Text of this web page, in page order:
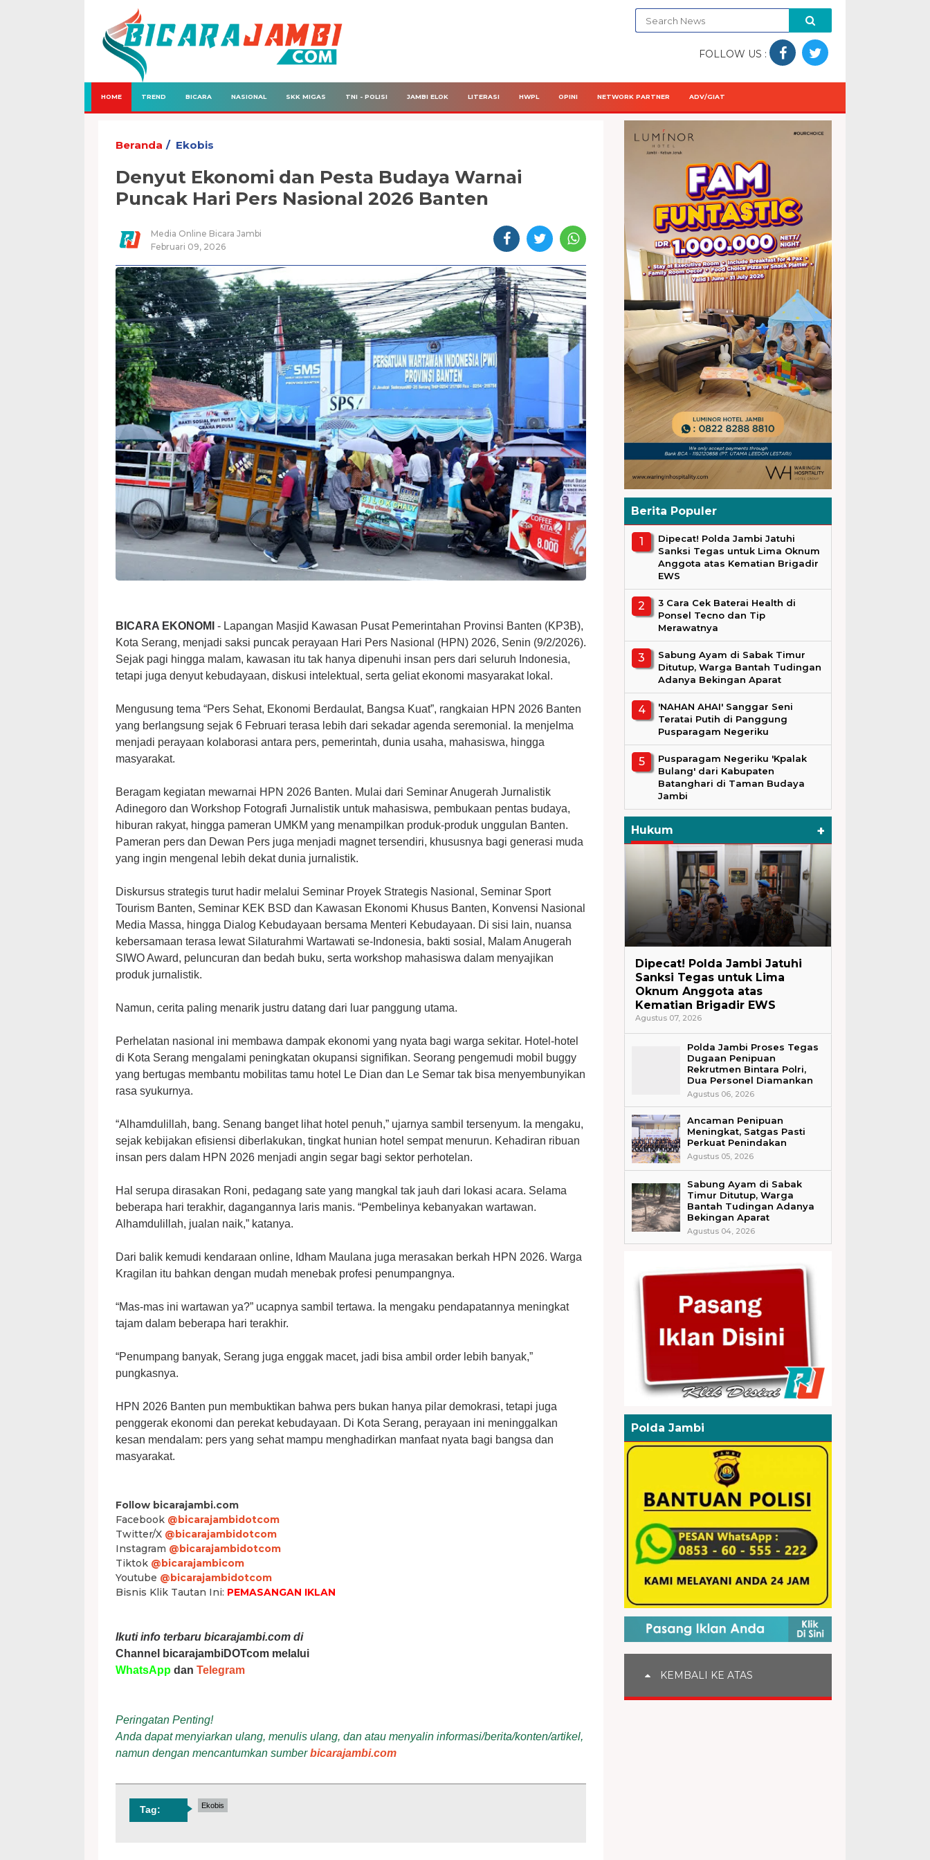
FOLLOW US :
HOME TREND BICARA NASIONAL SKK MIGAS TNI - POLISI JAMBI ELOK LITERASI HWPL OPINI NETWORK PARTNER ADV/GIAT
Beranda Ekobis
Denyut Ekonomi dan Pesta Budaya Warnai
Puncak Hari Pers Nasional 2026 Banten
Media Online Bicara Jambi
Februari 09, 2026
BICARA EKONOMI - Lapangan Masjid Kawasan Pusat Pemerintahan Provinsi Banten (KP3B),
Kota Serang, menjadi saksi puncak perayaan Hari Pers Nasional (HPN) 2026, Senin (9/2/2026).
Sejak pagi hingga malam, kawasan itu tak hanya dipenuhi insan pers dari seluruh Indonesia,
tetapi juga denyut kebudayaan, diskusi intelektual, serta geliat ekonomi masyarakat lokal.
Mengusung tema “Pers Sehat, Ekonomi Berdaulat, Bangsa Kuat”, rangkaian HPN 2026 Banten
yang berlangsung sejak 6 Februari terasa lebih dari sekadar agenda seremonial. Ia menjelma
menjadi perayaan kolaborasi antara pers, pemerintah, dunia usaha, mahasiswa, hingga
masyarakat.
Beragam kegiatan mewarnai HPN 2026 Banten. Mulai dari Seminar Anugerah Jurnalistik
Adinegoro dan Workshop Fotografi Jurnalistik untuk mahasiswa, pembukaan pentas budaya,
hiburan rakyat, hingga pameran UMKM yang menampilkan produk-produk unggulan Banten.
Pameran pers dan Dewan Pers juga menjadi magnet tersendiri, khususnya bagi generasi muda
yang ingin mengenal lebih dekat dunia jurnalistik.
Diskursus strategis turut hadir melalui Seminar Proyek Strategis Nasional, Seminar Sport
Tourism Banten, Seminar KEK BSD dan Kawasan Ekonomi Khusus Banten, Konvensi Nasional
Media Massa, hingga Dialog Kebudayaan bersama Menteri Kebudayaan. Di sisi lain, nuansa
kebersamaan terasa lewat Silaturahmi Wartawati se-Indonesia, bakti sosial, Malam Anugerah
SIWO Award, peluncuran dan bedah buku, serta workshop mahasiswa dalam menyajikan
produk jurnalistik.
Namun, cerita paling menarik justru datang dari luar panggung utama.
Perhelatan nasional ini membawa dampak ekonomi yang nyata bagi warga sekitar. Hotel-hotel
di Kota Serang mengalami peningkatan okupansi signifikan. Seorang pengemudi mobil buggy
yang bertugas membantu mobilitas tamu hotel Le Dian dan Le Semar tak bisa menyembunyikan
rasa syukurnya.
“Alhamdulillah, bang. Senang banget lihat hotel penuh,” ujarnya sambil tersenyum. Ia mengaku,
sejak kebijakan efisiensi diberlakukan, tingkat hunian hotel sempat menurun. Kehadiran ribuan
insan pers dalam HPN 2026 menjadi angin segar bagi sektor perhotelan.
Hal serupa dirasakan Roni, pedagang sate yang mangkal tak jauh dari lokasi acara. Selama
beberapa hari terakhir, dagangannya laris manis. “Pembelinya kebanyakan wartawan.
Alhamdulillah, jualan naik,” katanya.
Dari balik kemudi kendaraan online, Idham Maulana juga merasakan berkah HPN 2026. Warga
Kragilan itu bahkan dengan mudah menebak profesi penumpangnya.
“Mas-mas ini wartawan ya?” ucapnya sambil tertawa. Ia mengaku pendapatannya meningkat
tajam dalam beberapa hari terakhir.
“Penumpang banyak, Serang juga enggak macet, jadi bisa ambil order lebih banyak,”
pungkasnya.
HPN 2026 Banten pun membuktikan bahwa pers bukan hanya pilar demokrasi, tetapi juga
penggerak ekonomi dan perekat kebudayaan. Di Kota Serang, perayaan ini meninggalkan
kesan mendalam: pers yang sehat mampu menghadirkan manfaat nyata bagi bangsa dan
masyarakat.
Follow bicarajambi.com
Facebook @bicarajambidotcom
Twitter/X @bicarajambidotcom
Instagram @bicarajambidotcom
Tiktok @bicarajambicom
Youtube @bicarajambidotcom
Bisnis Klik Tautan Ini: PEMASANGAN IKLAN
Ikuti info terbaru bicarajambi.com di
Channel bicarajambiDOTcom melalui
WhatsApp dan Telegram
Peringatan Penting!
Anda dapat menyiarkan ulang, menulis ulang, dan atau menyalin informasi/berita/konten/artikel,
namun dengan mencantumkan sumberbicarajambi.com
Tag: Ekobis
Berita Populer
Dipecat! Polda Jambi Jatuhi
Sanksi Tegas untuk Lima Oknum
Anggota atas Kematian Brigadir
EWS
3 Cara Cek Baterai Health di
Ponsel Tecno dan Tip
Merawatnya
Sabung Ayam di Sabak Timur
Ditutup, Warga Bantah Tudingan
Adanya Bekingan Aparat
'NAHAN AHAI' Sanggar Seni
Teratai Putih di Panggung
Pusparagam Negeriku
Pusparagam Negeriku 'Kpalak
Bulang' dari Kabupaten
Batanghari di Taman Budaya
Jambi
Hukum +
Dipecat! Polda Jambi Jatuhi
Sanksi Tegas untuk Lima
Oknum Anggota atas
Kematian Brigadir EWS
Agustus 07, 2026
Polda Jambi Proses Tegas
Dugaan Penipuan
Rekrutmen Bintara Polri,
Dua Personel Diamankan
Agustus 06, 2026
Ancaman Penipuan
Meningkat, Satgas Pasti
Perkuat Penindakan
Agustus 05, 2026
Sabung Ayam di Sabak
Timur Ditutup, Warga
Bantah Tudingan Adanya
Bekingan Aparat
Agustus 04, 2026
Polda Jambi
KEMBALI KE ATAS